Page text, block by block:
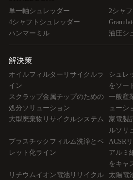
単一軸シュレッダー
2シャ
4シャフトシュレッダー
ハンマーミル
油圧シ
解決策
オイルフィルターリサイクルラ
イン
シュレ
をソー
スクラップ金属チップのための
処分ソリューション
一般産
ューシ
大型廃棄物リサイクルシステム
家電製
ルソリ
プラスチックフィルム洗浄とペ
レット化ライン
ACSR
アルミ
をキャ
リチウムイオン電池リサイクル
太陽電